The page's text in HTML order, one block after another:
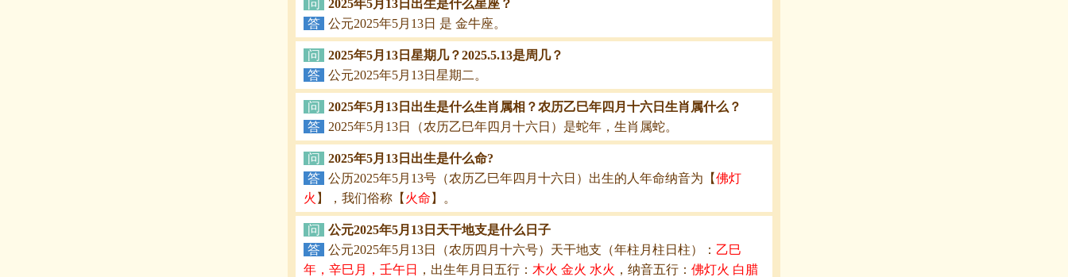
问
2025年5月13日出生是什么星座？
答 公元2025年5月13日 是 金牛座。
问
2025年5月13日星期几？2025.5.13是周几？
答 公元2025年5月13日星期二。
问
2025年5月13日出生是什么生肖属相？农历乙巳年四月十六日生肖属什么？
答
2025年5月13日（农历乙巳年四月十六日）是蛇年，生肖属蛇。
问
2025年5月13日出生是什么命?
答 公历2025年5月13号（农历乙巳年四月十六日）出生的人年命纳音为【佛灯
火 】，我们俗称【 火命 】。
问
公元2025年5月13日天干地支是什么日子
答 公元2025年5月13日（农历四月十六号）天干地支（年柱月柱日柱）： 乙巳
年，辛巳月，壬午日
，出生年月日五行： 木火 金火 水火 ，纳音五行： 佛灯火 白腊